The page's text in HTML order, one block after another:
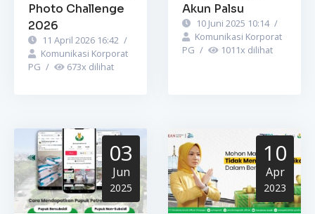
Photo Challenge
2026
11 April 2026 16:42 /
Komunikasi Korporat
PG / 673x dilihat
Akun Palsu
10 Juni 2025 10:14 /
Komunikasi Korporat
PG / 1011x dilihat
03
Jun
2025
10
Apr
2023